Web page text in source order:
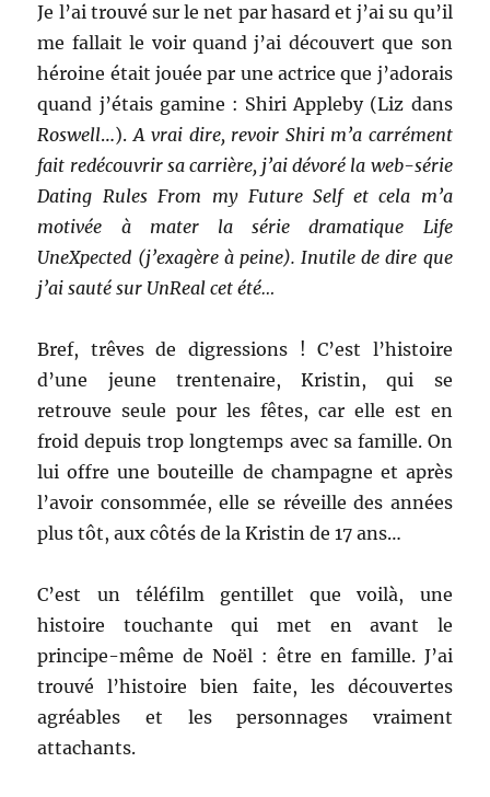
Je l’ai trouvé sur le net par hasard et j’ai su qu’il
me fallait le voir quand j’ai découvert que son
héroine était jouée par une actrice que j’adorais
quand j’étais gamine : Shiri Appleby (Liz dans
Roswell…).A vrai dire, revoir Shiri m’a carrément
fait redécouvrir sa carrière, j’ai dévoré la web-série
Dating Rules From my Future Self et cela m’a
motivée à mater la série dramatique Life
UneXpected (j’exagère à peine). Inutile de dire que
j’ai sauté sur UnReal cet été…
Bref, trêves de digressions ! C’est l’histoire
d’une jeune trentenaire, Kristin, qui se
retrouve seule pour les fêtes, car elle est en
froid depuis trop longtemps avec sa famille. On
lui offre une bouteille de champagne et après
l’avoir consommée, elle se réveille des années
plus tôt, aux côtés de la Kristin de 17 ans…
C’est un téléfilm gentillet que voilà, une
histoire touchante qui met en avant le
principe-même de Noël : être en famille. J’ai
trouvé l’histoire bien faite, les découvertes
agréables et les personnages vraiment
attachants.